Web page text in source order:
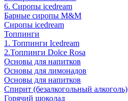
6. Сиропы icedream
Барные сиропы M&M
Сиропы icedream
Топпинги
1. Топпинги Icedream
2.Топпинги Dolce Rosa
Основы для напитков
Основы для лимонадов
Основы для напитков
Спирит (безалкогольный алкоголь)
Горячий шоколад